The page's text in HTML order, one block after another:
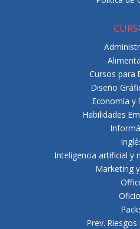
Cursos para
Diseño
Economía y
Habilidades
Inteligencia artificial y
Marketing
Prev.